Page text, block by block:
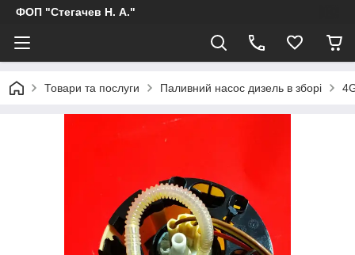
ФОП "Стегачев Н. А."
Товари та послуги Паливний насос дизель в зборі